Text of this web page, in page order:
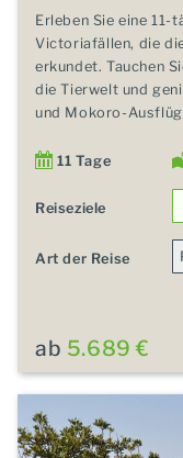
Erleben Sie eine 11-
Victoriafällen, die
erkundet. Tauchen
die Tierwelt und
und Mokoro-
11 Tage
Reiseziele
Art der Reise
ab 5.689 €